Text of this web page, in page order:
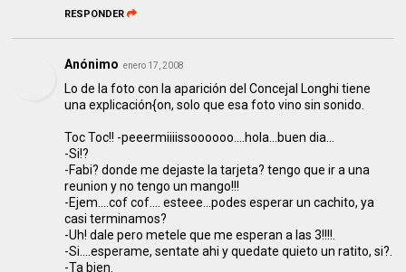
RESPONDER
Anónimo enero 17, 2008
Lo de la foto con la aparición del Concejal Longhi tiene
una explicación{on, solo que esa foto vino sin sonido.
Toc Toc!! -peeermiiiissoooooo....hola...buen dia...
-Si!?
-Fabi? donde me dejaste la tarjeta? tengo que ir a una
reunion y no tengo un mango!!!
-Ejem....cof cof.... esteee...podes esperar un cachito, ya
casi terminamos?
-Uh! dale pero metele que me esperan a las 3!!!!.
-Si....esperame, sentate ahi y quedate quieto un ratito, si?.
-Ta bien.